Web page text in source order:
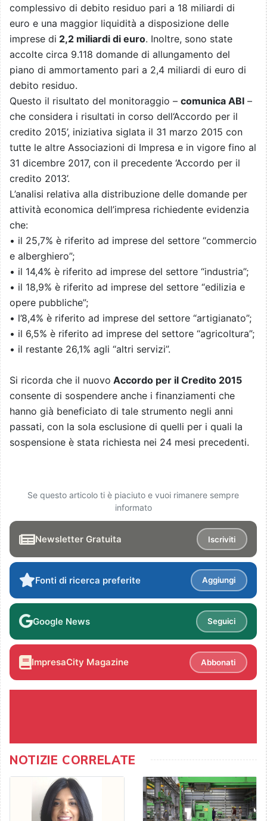
complessivo di debito residuo pari a 18 miliardi di
euro e una maggior liquidità a disposizione delle
imprese di 2,2 miliardi di euro. Inoltre, sono state
accolte circa 9.118 domande di allungamento del
piano di ammortamento pari a 2,4 miliardi di euro di
debito residuo.
Questo il risultato del monitoraggio – comunica ABI –
che considera i risultati in corso dell‘Accordo per il
credito 2015’, iniziativa siglata il 31 marzo 2015 con
tutte le altre Associazioni di Impresa e in vigore fino al
31 dicembre 2017, con il precedente ‘Accordo per il
credito 2013’.
L’analisi relativa alla distribuzione delle domande per
attività economica dell’impresa richiedente evidenzia
che:
• il 25,7% è riferito ad imprese del settore “commercio
e alberghiero”;
• il 14,4% è riferito ad imprese del settore “industria”;
• il 18,9% è riferito ad imprese del settore “edilizia e
opere pubbliche”;
• l’8,4% è riferito ad imprese del settore “artigianato”;
• il 6,5% è riferito ad imprese del settore “agricoltura”;
• il restante 26,1% agli “altri servizi”.
Si ricorda che il nuovo Accordo per il Credito 2015
consente di sospendere anche i finanziamenti che
hanno già beneficiato di tale strumento negli anni
passati, con la sola esclusione di quelli per i quali la
sospensione è stata richiesta nei 24 mesi precedenti.
Se questo articolo ti è piaciuto e vuoi rimanere sempre
informato
Newsletter Gratuita Iscriviti
Fonti di ricerca preferite Aggiungi
Google News Seguici
ImpresaCity Magazine Abbonati
NOTIZIE CORRELATE